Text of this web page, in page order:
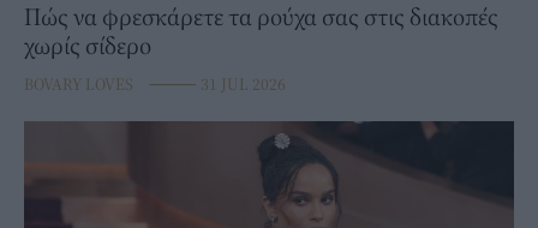
Πώς να φρεσκάρετε τα ρούχα σας στις διακοπές
χωρίς σίδερο
BOVARY LOVES ⸻ 31 JUL 2026